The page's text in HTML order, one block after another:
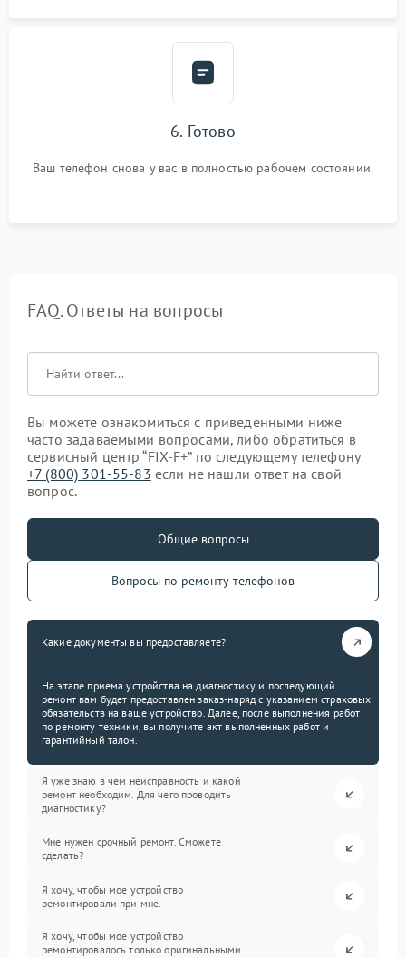
6. Готово
Ваш телефон снова у вас в полностью рабочем состоянии.
FAQ. Ответы на вопросы
Вы можете ознакомиться с приведенными ниже
часто задаваемыми вопросами, либо обратиться в
сервисный центр “FIX-F+” по следующему телефону
+7 (800) 301-55-83 если не нашли ответ на свой
вопрос.
Общие вопросы
Вопросы по ремонту телефонов
Какие документы вы предоставляете?
На этапе приема устройства на диагностику и последующий
ремонт вам будет предоставлен заказ-наряд с указанием страховых
обязательств на ваше устройство. Далее, после выполнения работ
по ремонту техники, вы получите акт выполненных работ и
гарантийный талон.
Я уже знаю в чем неисправность и какой
ремонт необходим. Для чего проводить
диагностику?
Мне нужен срочный ремонт. Сможете
сделать?
Я хочу, чтобы мое устройство
ремонтировали при мне.
Я хочу, чтобы мое устройство
ремонтировалось только оригинальными